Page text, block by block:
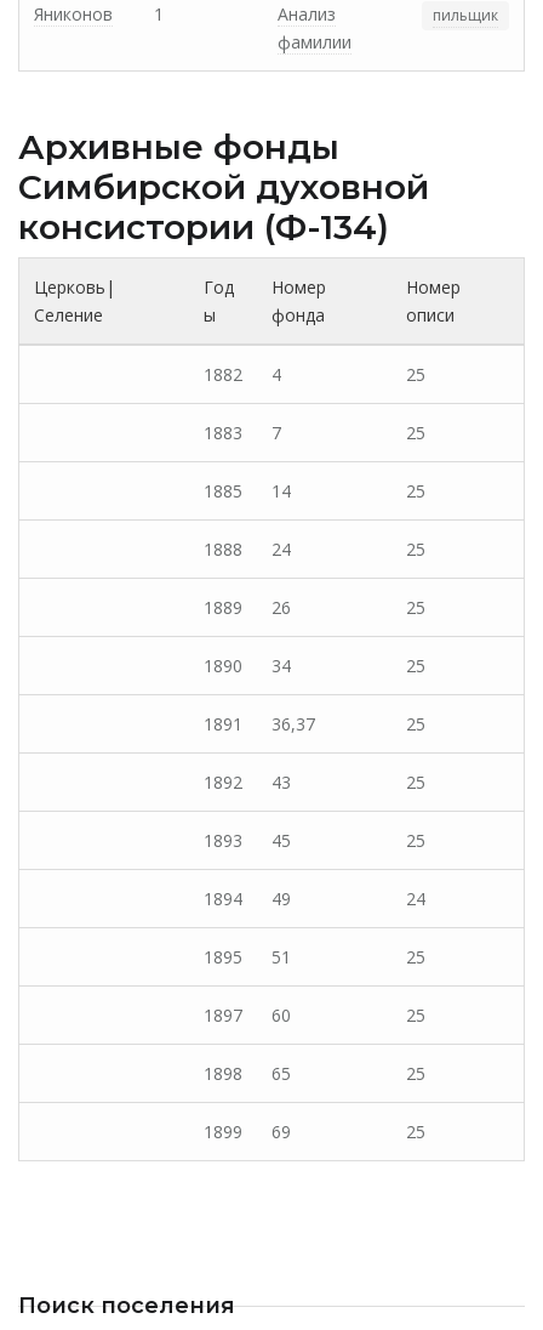
Яниконов 1
Анализ
фамилии
пильщик
Архивные фонды
Cимбирской духовной
консистории (Ф-134)
Церковь|
Селение
Год
ы
Номер
фонда
Номер
описи
1882 4 25
1883 7 25
1885 14 25
1888 24 25
1889 26 25
1890 34 25
1891 36,37 25
1892 43 25
1893 45 25
1894 49 24
1895 51 25
1897 60 25
1898 65 25
1899 69 25
Поиск поселения